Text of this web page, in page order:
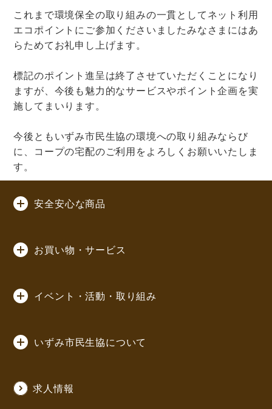
これまで環境保全の取り組みの一貫としてネット利用
エコポイントにご参加くださいましたみなさまにはあ
らためてお礼申し上げます。
標記のポイント進呈は終了させていただくことになり
ますが、今後も魅力的なサービスやポイント企画を実
施してまいります。
今後ともいずみ市民生協の環境への取り組みならび
に、コープの宅配のご利用をよろしくお願いいたしま
す。
安全安心な商品
お買い物・サービス
イベント・活動・取り組み
いずみ市民生協について
求人情報